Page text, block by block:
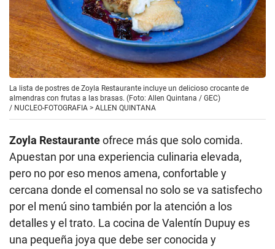
La lista de postres de Zoyla Restaurante incluye un delicioso crocante de
almendras con frutas a las brasas. (Foto: Allen Quintana / GEC)
/ NUCLEO-FOTOGRAFIA > ALLEN QUINTANA
Zoyla Restauranteofrece más que solo comida.
Apuestan por una experiencia culinaria elevada,
pero no por eso menos amena, confortable y
cercana donde el comensal no solo se va satisfecho
por el menú sino también por la atención a los
detalles y el trato. La cocina de Valentín Dupuy es
una pequeña joya que debe ser conocida y